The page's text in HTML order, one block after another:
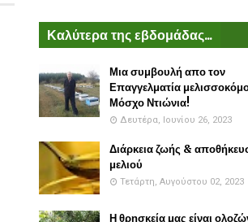
Καλύτερα της εβδομάδας...
Μια συμβουλή απο τον
Επαγγελματία
Μόσχο Ντιώνια!
Δευτέρα, Ιουνίου 26, 2023
Διάρκεια ζωής &
μελιού
Τετάρτη, Αυγούστου 02, 2023
Η θρησκεία μας είναι